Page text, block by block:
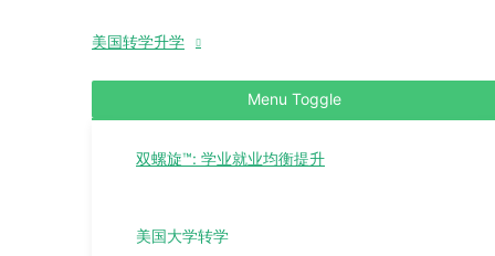
美国转学升学
Menu Toggle
双螺旋™: 学业就业均衡提升
美国大学转学